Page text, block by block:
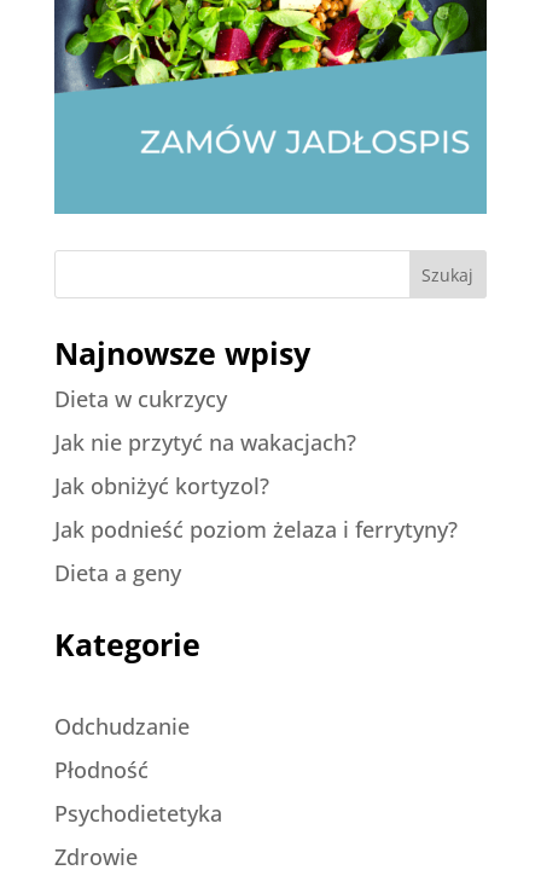
Szukaj
Najnowsze wpisy
Dieta w cukrzycy
Jak nie przytyć na wakacjach?
Jak obniżyć kortyzol?
Jak podnieść poziom żelaza i ferrytyny?
Dieta a geny
Kategorie
Odchudzanie
Płodność
Psychodietetyka
Zdrowie